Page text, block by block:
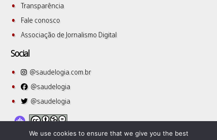
Transparência
Fale conosco
Associação de Jornalismo Digital
Social
@saudelogia.com.br
@saudelogia
@saudelogia
We use cookies to ensure that we give you the best